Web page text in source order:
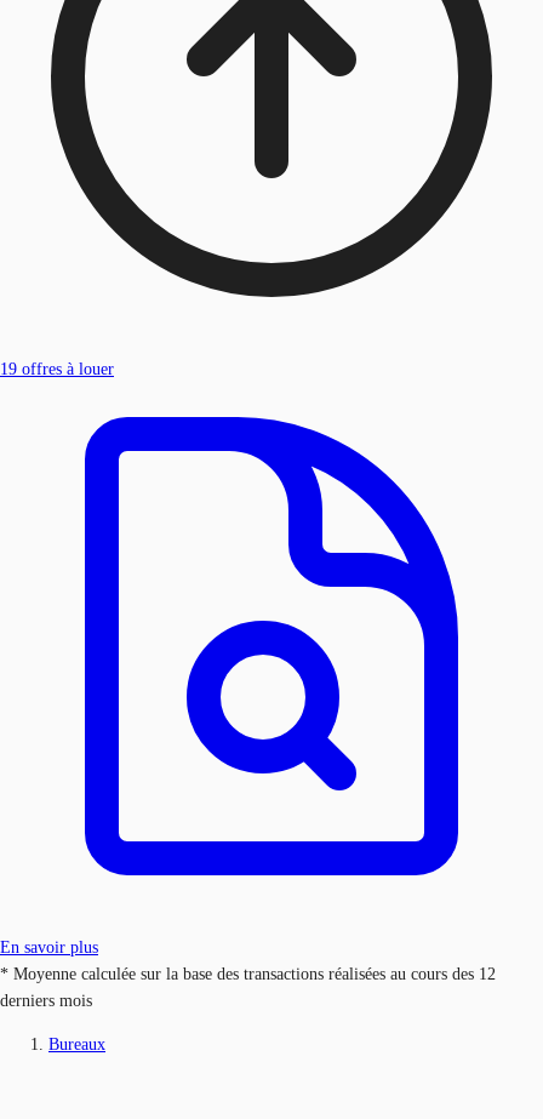
19 offres à louer
En savoir plus
* Moyenne calculée sur la base des transactions réalisées au cours des 12
derniers mois
Bureaux